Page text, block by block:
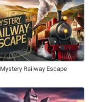
Mystery Railway Escape